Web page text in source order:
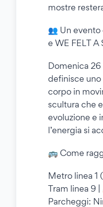
mostre
👥 Un evento
e WE FELT A
Domenica 26
definisce uno
corpo in
scultura che
evoluzione e
l’energia si
🚌 Come
Metro linea 1
Tram linea 9
Parcheggi: